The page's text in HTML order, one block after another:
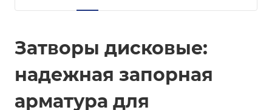
Затворы дисковые:
надежная запорная
арматура для